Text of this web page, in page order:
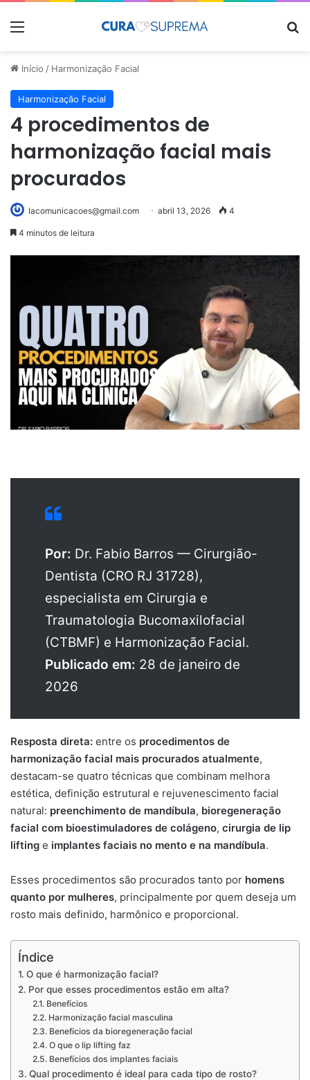
Menu
Início / Harmonização Facial
Harmonização Facial
4 procedimentos de
harmonização facial mais
procurados
lacomunicacoes@gmail.com abril 13, 2026 4
4 minutos de leitura
Por: Dr. Fabio Barros — Cirurgião-
Dentista (CRO RJ 31728),
especialista em Cirurgia e
Traumatologia Bucomaxilofacial
(CTBMF) e Harmonização Facial.
Publicado em: 28 de janeiro de
2026
Resposta direta: entre os procedimentos de
harmonização facial mais procurados atualmente,
destacam-se quatro técnicas que combinam melhora
estética, definição estrutural e rejuvenescimento facial
natural: preenchimento de mandíbula, bioregeneração
facial com bioestimuladores de colágeno, cirurgia de lip
lifting e implantes faciais no mento e na mandíbula.
Esses procedimentos são procurados tanto por homens
quanto por mulheres, principalmente por quem deseja um
rosto mais definido, harmônico e proporcional.
Índice
O que é harmonização facial?
Por que esses procedimentos estão em alta?
Benefícios
Harmonização facial masculina
Benefícios da bioregeneração facial
O que o lip lifting faz
Benefícios dos implantes faciais
Qual procedimento é ideal para cada tipo de rosto?